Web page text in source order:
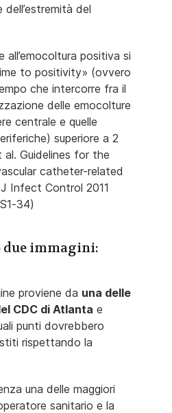
del
all’emocoltura positiva si
to positivity» (ovvero
che intercorre fra il
delle emocolture
centrale e quelle
superiore a 2
al. Guidelines for the
catheter-related
Infect Control 2011
34)
due immagini:
proviene da una delle
CDC di Atlanta e
punti dovrebbero
rispettando la
una delle maggiori
sanitario e la